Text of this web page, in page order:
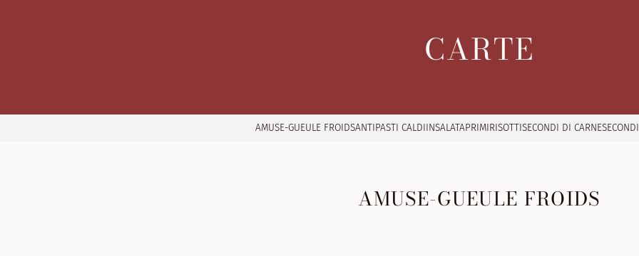
CARTE
AMUSE-GUEULE FROIDSANTIPASTI CALDIINSALATAPRIMIRISOTTISECONDI DI CARNE
AMUSE-GUEULE FROIDS